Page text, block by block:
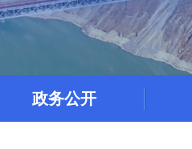
政务公开